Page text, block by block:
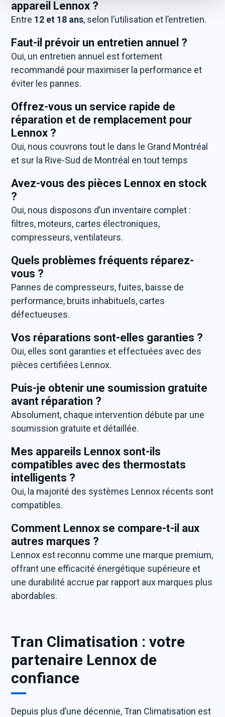
appareil Lennox ?
Entre 12 et 18 ans, selon l’utilisation et l’entretien.
Faut-il prévoir un entretien annuel ?
Oui, un entretien annuel est fortement
recommandé pour maximiser la performance et
éviter les pannes.
Offrez-vous un service rapide de
réparation et de remplacement pour
Lennox ?
Oui, nous couvrons tout le dans le Grand Montréal
et sur la Rive-Sud de Montréal en tout temps
Avez-vous des pièces Lennox en stock
?
Oui, nous disposons d’un inventaire complet :
filtres, moteurs, cartes électroniques,
compresseurs, ventilateurs.
Quels problèmes fréquents réparez-
vous ?
Pannes de compresseurs, fuites, baisse de
performance, bruits inhabituels, cartes
défectueuses.
Vos réparations sont-elles garanties ?
Oui, elles sont garanties et effectuées avec des
pièces certifiées Lennox.
Puis-je obtenir une soumission gratuite
avant réparation ?
Absolument, chaque intervention débute par une
soumission gratuite et détaillée.
Mes appareils Lennox sont-ils
compatibles avec des thermostats
intelligents ?
Oui, la majorité des systèmes Lennox récents sont
compatibles.
Comment Lennox se compare-t-il aux
autres marques ?
Lennox est reconnu comme une marque premium,
offrant une efficacité énergétique supérieure et
une durabilité accrue par rapport aux marques plus
abordables.
Tran Climatisation : votre
partenaire Lennox de
confiance
Depuis plus d’une décennie, Tran Climatisation est